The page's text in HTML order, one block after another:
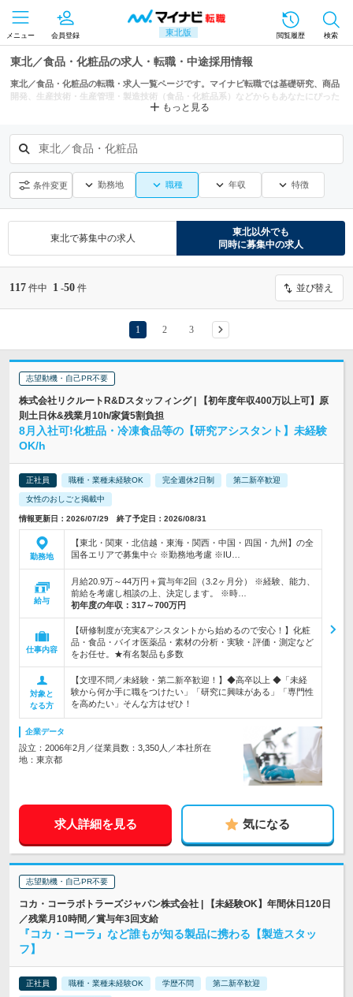
東北版
メニュー 会員登録 閲覧履歴 検索
東北／食品・化粧品の求人・転職・中途採用情報
東北／食品・化粧品の転職・求人一覧ページです。マイナビ転職では基礎研究、商品
開発、生産技術・生産管理・製造技術（食品・化粧品系）などからもあなたにぴった
もっと見る
東北／食品・化粧品
条件変更 勤務地 職種 年収 特徴
東北で募集中の求人
東北以外でも
同時に募集中の求人
117 件中 1 -50 件 並び替え
1 2 3
志望動機・自己PR不要
株式会社リクルートR&Dスタッフィング | 【初年度年収400万以上可】原
則土日休&残業月10h/家賃5割負担
8月入社可!化粧品・冷凍食品等の【研究アシスタント】未経験
OK/h
正社員 職種・業種未経験OK 完全週休2日制 第二新卒歓迎
女性のおしごと掲載中
情報更新日：2026/07/29 終了予定日：2026/08/31
勤務地
【東北・関東・北信越・東海・関西・中国・四国・九州】の全
国各エリアで募集中☆ ※勤務地考慮 ※IU…
給与
月給20.9万～44万円＋賞与年2回（3.2ヶ月分） ※経験、能力、
前給を考慮し相談の上、決定します。 ※時…
初年度の年収： 317～700万円
仕事内容
【研修制度が充実&アシスタントから始めるので安心！】化粧
品・食品・バイオ医薬品・素材の分析・実験・評価・測定など
をお任せ。★有名製品も多数
対象と
なる方
【文理不問／未経験・第二新卒歓迎！】◆高卒以上 ◆「未経
験から何か手に職をつけたい」「研究に興味がある」「専門性
を高めたい」そんな方はぜひ！
企業データ
設立：2006年2月／従業員数：3,350人／本社所在
地：東京都
求人詳細を見る 気になる
志望動機・自己PR不要
コカ・コーラボトラーズジャパン株式会社 | 【未経験OK】年間休日120日
／残業月10時間／賞与年3回支給
『コカ・コーラ』など誰もが知る製品に携わる【製造スタッ
フ】
正社員 職種・業種未経験OK 学歴不問 第二新卒歓迎